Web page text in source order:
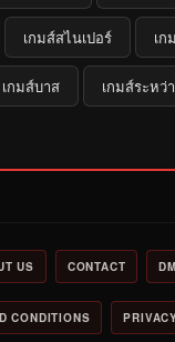
เกมส์สไนเปอร์ เก
เกมส์บาส เกมส์ระห
US CONTACT
CONDITIONS